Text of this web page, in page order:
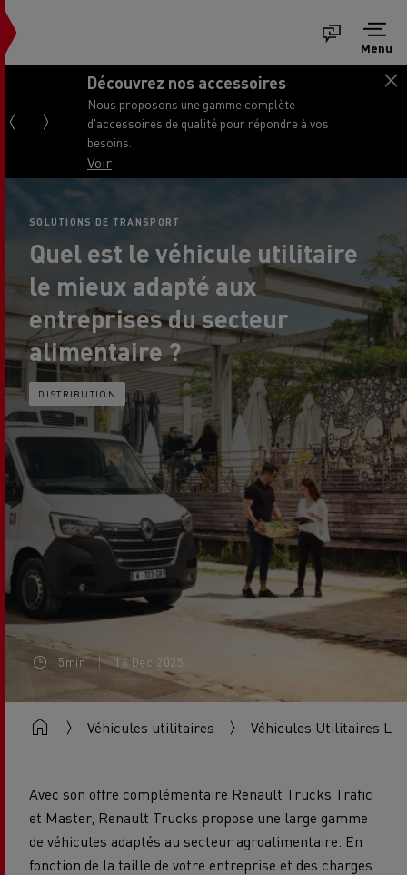
Menu
Découvrez nos accessoires
Nous proposons une gamme complète
d'accessoires de qualité pour répondre à vos
besoins.
Voir
SOLUTIONS DE TRANSPORT
Quel est le véhicule utilitaire
le mieux adapté aux
entreprises du secteur
alimentaire ?
DISTRIBUTION
5min 16 Dec 2025
Véhicules utilitaires Véhicules Utilitaires
Avec son offre complémentaire Renault Trucks Trafic
et Master, Renault Trucks propose une large gamme
de véhicules adaptés au secteur agroalimentaire. En
fonction de la taille de votre entreprise et des charges